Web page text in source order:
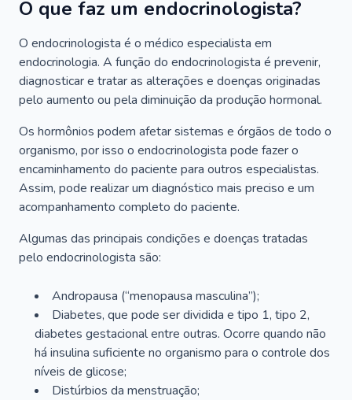
O que faz um endocrinologista?
O endocrinologista é o médico especialista em
endocrinologia. A função do endocrinologista é prevenir,
diagnosticar e tratar as alterações e doenças originadas
pelo aumento ou pela diminuição da produção hormonal.
Os hormônios podem afetar sistemas e órgãos de todo o
organismo, por isso o endocrinologista pode fazer o
encaminhamento do paciente para outros especialistas.
Assim, pode realizar um diagnóstico mais preciso e um
acompanhamento completo do paciente.
Algumas das principais condições e doenças tratadas
pelo endocrinologista são:
Andropausa (“menopausa masculina”);
Diabetes, que pode ser dividida e tipo 1, tipo 2,
diabetes gestacional entre outras. Ocorre quando não
há insulina suficiente no organismo para o controle dos
níveis de glicose;
Distúrbios da menstruação;